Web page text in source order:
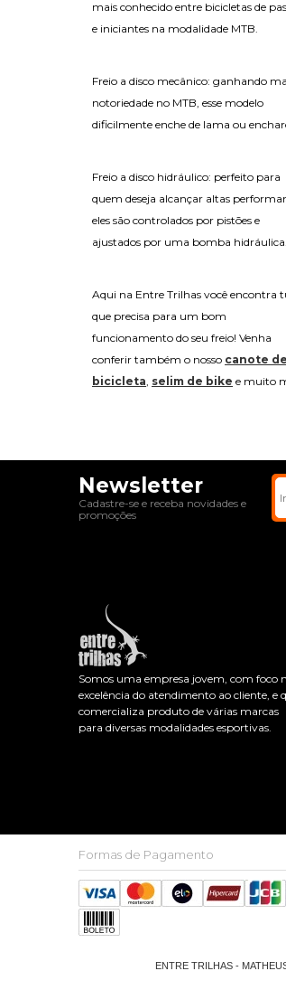
mais conhecido entre bicicletas de
e iniciantes na modalidade MTB.
Freio a disco mecânico: ganhando
notoriedade no MTB, esse modelo
dificilmente enche de lama ou
Freio a disco hidráulico: perfeito para
quem deseja alcançar altas
eles são controlados por pistões e
ajustados por uma bomba hidráulica.
Aqui na Entre Trilhas você encontra
que precisa para um bom
funcionamento do seu freio! Venha
conferir também o nosso canote de
bicicleta, selim de bike e muito
Newsletter
Cadastre-se e receba novidades e
promoções
Somos uma empresa jovem, com foco
excelência do atendimento ao cliente, e
comercializa produto de várias marcas
para diversas modalidades esportivas.
Formas de Pagamento
ENTRE TRILHAS -